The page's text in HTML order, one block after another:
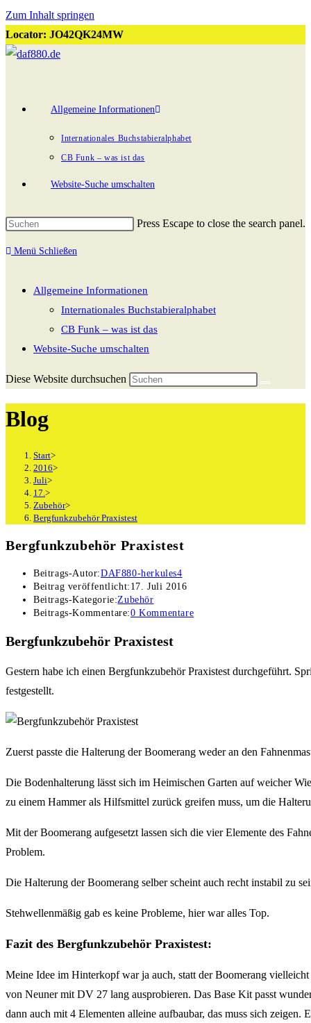
Zum Inhalt springen
Locator: JO42QK24MW
Allgemeine Informationen
Internationales Buchstabieralphabet
CB Funk – was ist das
Website-Suche umschalten
Press Escape to close the search panel.
Menü Schließen
Allgemeine Informationen
Internationales Buchstabieralphabet
CB Funk – was ist das
Website-Suche umschalten
Diese Website durchsuchen
Blog
Start>
2016>
Juli>
17. >
Zubehör>
Bergfunkzubehör Praxistest
Bergfunkzubehör Praxistest
Beitrags-Autor:DAF880-herkules4
Beitrag veröffentlicht: 17. Juli 2016
Beitrags-Kategorie:Zubehör
Beitrags-Kommentare:0 Kommentare
Bergfunkzubehör Praxistest
Gestern habe ich einen Bergfunkzubehör Praxistest durchgeführt.
festgestellt.
Zuerst passte die Halterung der Boomerang weder an den
Die Bodenhalterung lässt sich im Heimischen Garten auf weicher
zu einem Hammer als Hilfsmittel zurück greifen muss, um die
Mit der Boomerang aufgesetzt lassen sich die vier Elemente des
Problem.
Die Halterung der Boomerang selber scheint auch recht instabil zu
Stehwellenmäßig gab es keine Probleme, hier war alles Top.
Fazit des Bergfunkzubehör Praxistest:
Meine Idee im Hinterkopf war ja auch, statt der Boomerang
von Neuner mit DV 27 lang ausprobieren. Das Base Kit passt
dann auch mit 4 Elementen alleine aufbaubar, das muss sich